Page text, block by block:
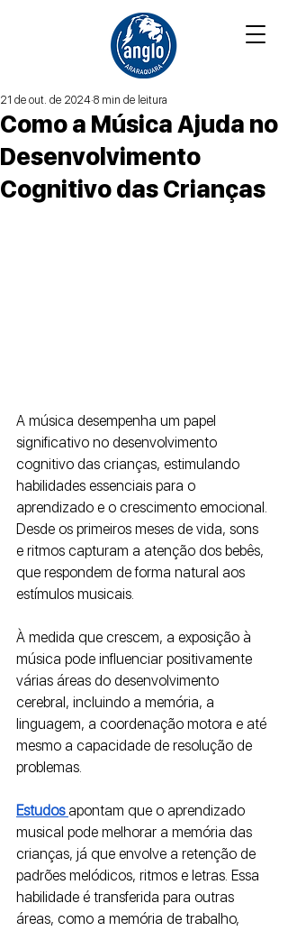
Como a Música Ajuda no
Desenvolvimento
Cognitivo das Crianças
21 de out. de 2024 8 min de leitura
A música desempenha um papel
significativo no desenvolvimento
cognitivo das crianças, estimulando
habilidades essenciais para o
aprendizado e o crescimento emocional.
Desde os primeiros meses de vida, sons
e ritmos capturam a atenção dos bebês,
que respondem de forma natural aos
estímulos musicais.
À medida que crescem, a exposição à
música pode influenciar positivamente
várias áreas do desenvolvimento
cerebral, incluindo a memória, a
linguagem, a coordenação motora e até
mesmo a capacidade de resolução de
problemas.
Estudos apontam que o aprendizado
musical pode melhorar a memória das
crianças, já que envolve a retenção de
padrões melódicos, ritmos e letras. Essa
habilidade é transferida para outras
áreas, como a memória de trabalho,